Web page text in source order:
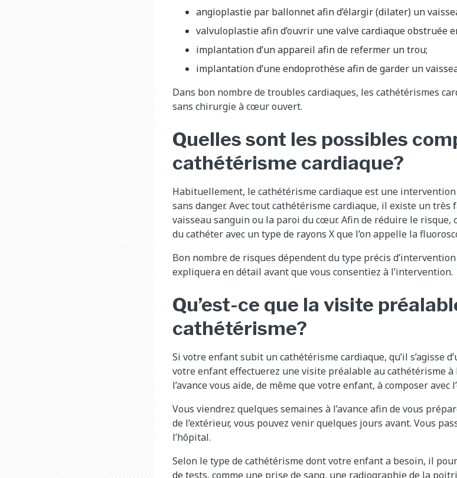
angioplastie par ballonnet afin d’élargir (dilater) un
valvuloplastie afin d’ouvrir une valve cardiaque obstruée
implantation d’un appareil afin de refermer un trou;
implantation d’une endoprothèse afin de garder un
Dans bon nombre de troubles cardiaques, les cathétérismes
sans chirurgie à cœur ouvert.
Quelles sont les possibles
cathétérisme cardiaque?
Habituellement, le cathétérisme cardiaque est une
sans danger. Avec tout cathétérisme cardiaque, il existe un
vaisseau sanguin ou la paroi du cœur. Afin de réduire le
du cathéter avec un type de rayons X que l’on appelle la
Bon nombre de risques dépendent du type précis
expliquera en détail avant que vous consentiez à l’intervention.
Qu’est-ce que la visite
cathétérisme?
Si votre enfant subit un cathétérisme cardiaque, qu’il s’agisse
votre enfant effectuerez une visite préalable au cathétérisme à
l’avance vous aide, de même que votre enfant, à composer avec
Vous viendrez quelques semaines à l’avance afin de vous
de l’extérieur, vous pouvez venir quelques jours avant. Vous
l’hôpital.
Selon le type de cathétérisme dont votre enfant a besoin, il
de tests, comme une prise de sang, une radiographie de la